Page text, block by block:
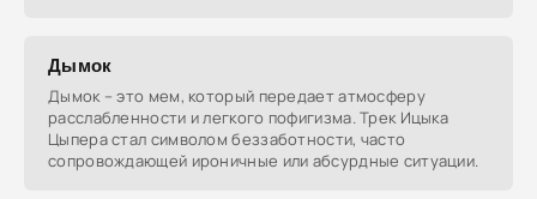
Дымок
Дымок – это мем, который передает атмосферу
расслабленности и легкого пофигизма. Трек Ицыка
Цыпера стал символом беззаботности, часто
сопровождающей ироничные или абсурдные ситуации.